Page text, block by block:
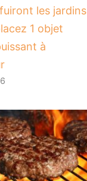
les jardins
1 objet
à